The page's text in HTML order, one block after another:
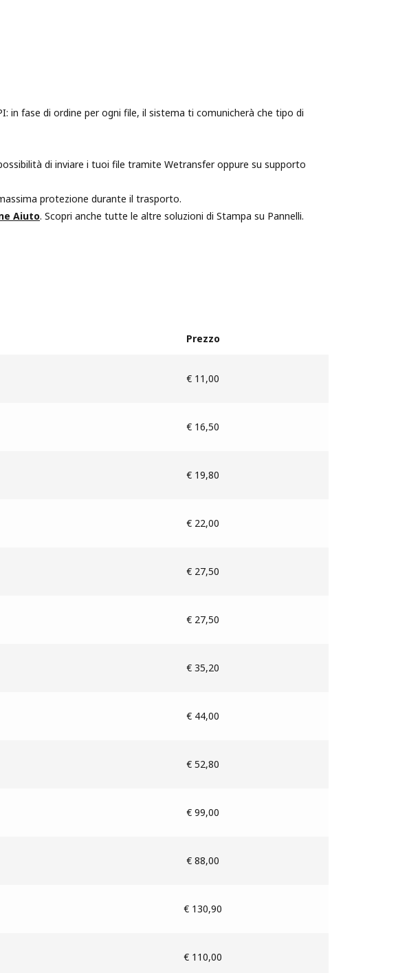
in fase di ordine per ogni file, il sistema ti comunicherà che tipo di
di inviare i tuoi file tramite Wetransfer oppure su supporto
protezione durante il trasporto.
Aiuto. Scopri anche tutte le altre soluzioni di Stampa su Pannelli.
Prezzo
€ 11,00
€ 16,50
€ 19,80
€ 22,00
€ 27,50
€ 27,50
€ 35,20
€ 44,00
€ 52,80
€ 99,00
€ 88,00
€ 130,90
€ 110,00